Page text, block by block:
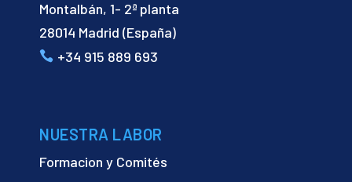
Montalbán, 1- 2ª planta
28014 Madrid (España)
+34 915 889 693
NUESTRA LABOR
Formacion y Comités